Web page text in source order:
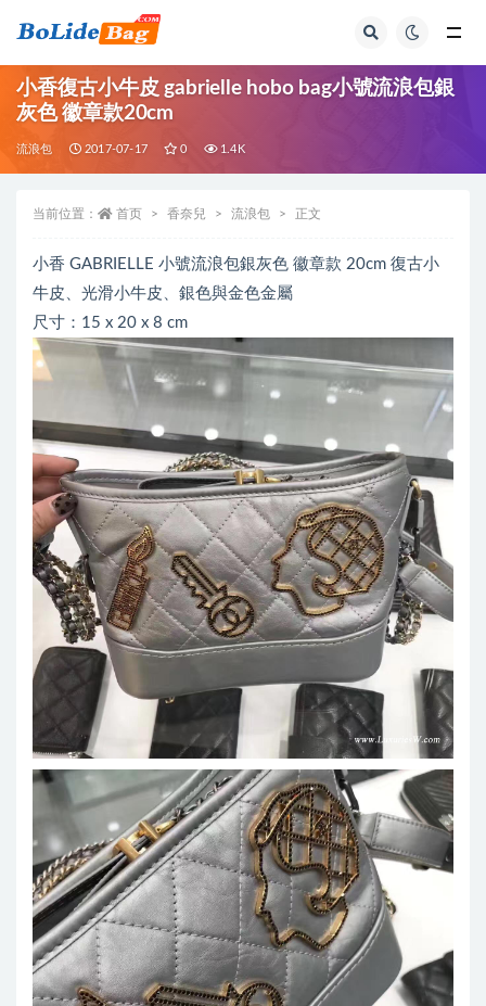
小香復古小牛皮 gabrielle hobo bag小號流浪包銀
灰色 徽章款20cm
流浪包 2017-07-17 0 1.4K
当前位置： 首页 香奈兒 流浪包 正文
小香 GABRIELLE 小號流浪包銀灰色 徽章款 20cm 復古小
牛皮、光滑小牛皮、銀色與金色金屬
尺寸：15 x 20 x 8 cm